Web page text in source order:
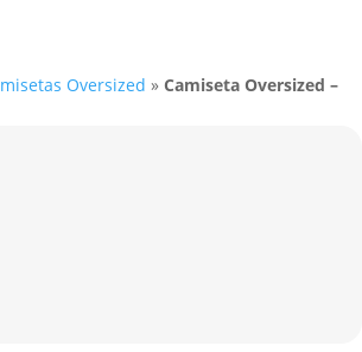
Oversized » Camiseta Oversized –